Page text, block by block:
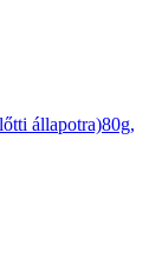
állapotra)80g,